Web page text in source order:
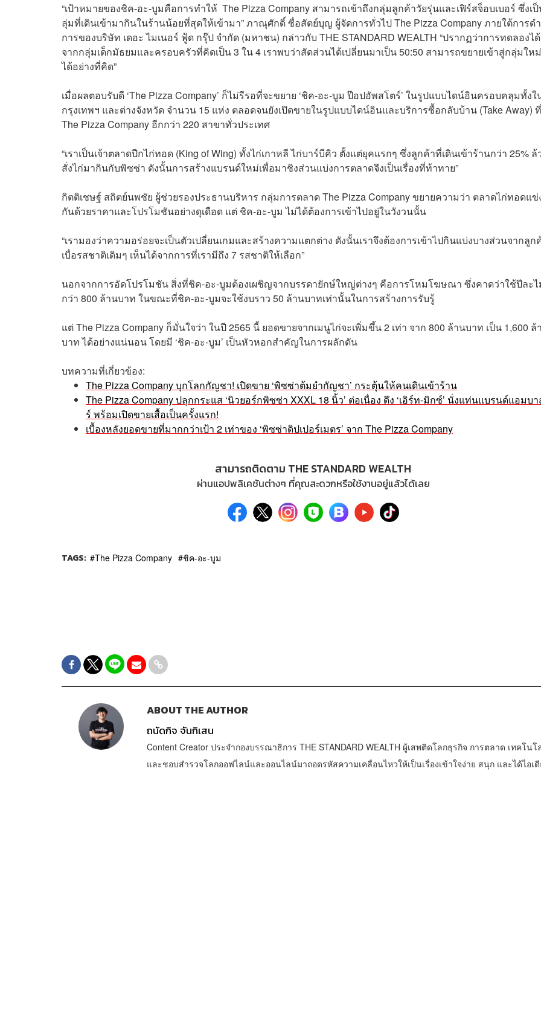
“เป้าหมายของชิค-อะ-บูมคือการทำให้ The Pizza Company สามารถเข้าถึงกลุ่มลูกค้าวัยรุ่นและเฟิร์สจ็อบเบอร์ ซึ่งเ
ลุ่มที่เดินเข้ามากินในร้านน้อยที่สุดให้เข้ามา” ภาณุศักดิ์ ซื่อสัตย์บุญ ผู้จัดการทั่วไป The Pizza Company ภายใต้การด
การของบริษัท เดอะ ไมเนอร์ ฟู้ด กรุ๊ป จำกัด (มหาชน) กล่าวกับ THE STANDARD WEALTH “ปรากฏว่าการทดลองไ
จากกลุ่มเด็กมัธยมและครอบครัวที่คิดเป็น 3 ใน 4 เราพบว่าสัดส่วนได้เปลี่ยนมาเป็น 50:50 สามารถขยายเข้าสู่กลุ่มให
ได้อย่างที่คิด”
เมื่อผลตอบรับดี ‘The Pizza Company’ ก็ไม่รีรอที่จะขยาย ‘ชิค-อะ-บูม ป๊อปอัพสโตร์’ ในรูปแบบไดน์อินครอบคลุมทั้งใ
กรุงเทพฯ และต่างจังหวัด จำนวน 15 แห่ง ตลอดจนยังเปิดขายในรูปแบบไดน์อินและบริการซื้อกลับบ้าน (Take Away)
The Pizza Company อีกกว่า 220 สาขาทั่วประเทศ
“เราเป็นเจ้าตลาดปีกไก่ทอด (King of Wing) ทั้งไก่เกาหลี ไก่บาร์บีคิว ตั้งแต่ยุคแรกๆ ซึ่งลูกค้าที่เดินเข้าร้านกว่า 25% ล้
สั่งไก่มากินกับพิซซ่า ดังนั้นการสร้างแบรนด์ใหม่เพื่อมาชิงส่วนแบ่งการตลาดจึงเป็นเรื่องที่ท้าทาย”
กิตติเชษฐ์ สถิตย์นพชัย ผู้ช่วยรองประธานบริหาร กลุ่มการตลาด The Pizza Company ขยายความว่า ตลาดไก่ทอดแ
กันด้วยราคาและโปรโมชันอย่างดุเดือด แต่ ชิค-อะ-บูม ไม่ได้ต้องการเข้าไปอยู่ในวังวนนั้น
“เรามองว่าความอร่อยจะเป็นตัวเปลี่ยนเกมและสร้างความแตกต่าง ดังนั้นเราจึงต้องการเข้าไปกินแบ่งบางส่วนจากลูก
เบื่อรสชาติเดิมๆ เห็นได้จากการที่เรามีถึง 7 รสชาติให้เลือก”
นอกจากการอัดโปรโมชัน สิ่งที่ชิค-อะ-บูมต้องเผชิญจากบรรดายักษ์ใหญ่ต่างๆ คือการโหมโฆษณา ซึ่งคาดว่าใช้ปีละ
กว่า 800 ล้านบาท ในขณะที่ชิค-อะ-บูมจะใช้งบราว 50 ล้านบาทเท่านั้นในการสร้างการรับรู้
แต่ The Pizza Company ก็มั่นใจว่า ในปี 2565 นี้ ยอดขายจากเมนูไก่จะเพิ่มขึ้น 2 เท่า จาก 800 ล้านบาท เป็น 1,600 ล้
บาท ได้อย่างแน่นอน โดยมี ‘ชิค-อะ-บูม’ เป็นหัวหอกสำคัญในการผลักดัน
บทความที่เกี่ยวข้อง:
The Pizza Company บุกโลกกัญชา! เปิดขาย ‘พิซซ่าต้มยำกัญชา’ กระตุ้นให้คนเดินเข้าร้าน
The Pizza Company ปลุกกระแส ‘นิวยอร์กพิซซ่า XXXL 18 นิ้ว’ ต่อเนื่อง ดึง ‘เอิร์ท-มิกซ์’ นั่งแท่นแบรนด์แอมบา
ร์ พร้อมเปิดขายเสื้อเป็นครั้งแรก!
เบื้องหลังยอดขายที่มากกว่าเป้า 2 เท่าของ ‘พิซซ่าดิปเปอร์เมตร’ จาก The Pizza Company
สามารถติดตาม THE STANDARD WEALTH
ผ่านแอปพลิเคชันต่างๆ ที่คุณสะดวกหรือใช้งานอยู่แล้วได้เลย
TAGS: The Pizza Company ชิค-อะ-บูม
ABOUT THE AUTHOR
ถนัดกิจ จันกิเสน
Content Creator ประจำกองบรรณาธิการ THE STANDARD WEALTH ผู้เสพติดโลกธุรกิจ การตลาด เทคโนโ
และชอบสำรวจโลกออฟไลน์และออนไลน์มาถอดรหัสความเคลื่อนไหวให้เป็นเรื่องเข้าใจง่าย สนุก และได้ไอเ